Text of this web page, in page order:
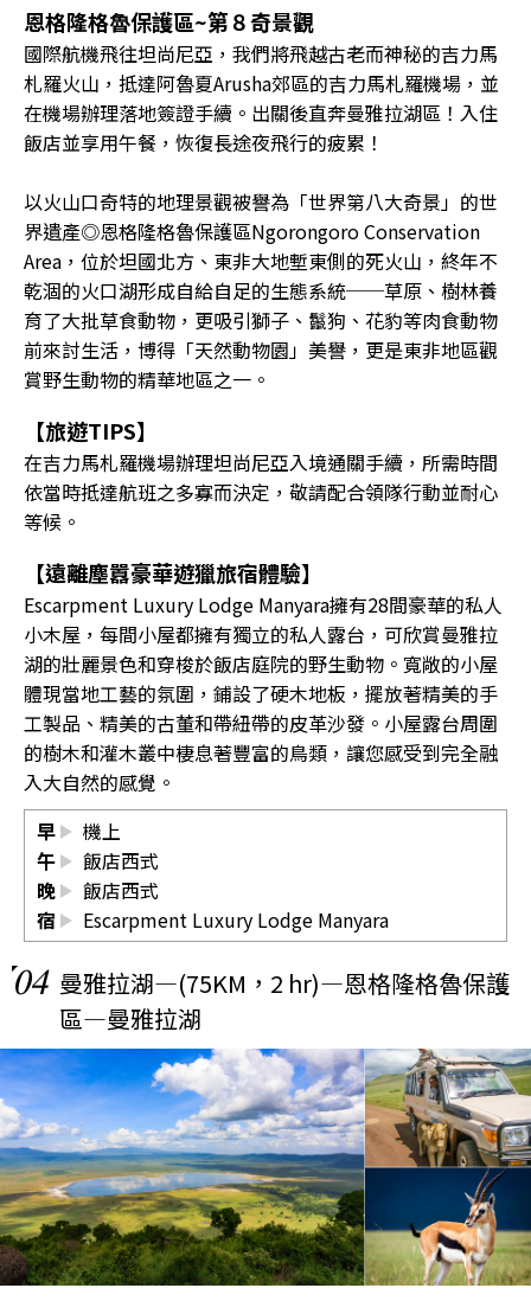
恩格隆格魯保護區~第８奇景觀
國際航機飛往坦尚尼亞，我們將飛越古老而神秘的吉力馬
札羅火山，抵達阿魯夏Arusha郊區的吉力馬札羅機場，並
在機場辦理落地簽證手續。出關後直奔曼雅拉湖區！入住
飯店並享用午餐，恢復長途夜飛行的疲累！
以火山口奇特的地理景觀被譽為「世界第八大奇景」的世
界遺產◎恩格隆格魯保護區Ngorongoro Conservation
Area，位於坦國北方、東非大地塹東側的死火山，終年不
乾涸的火口湖形成自給自足的生態系統──草原、樹林養
育了大批草食動物，更吸引獅子、鬣狗、花豹等肉食動物
前來討生活，博得「天然動物園」美譽，更是東非地區觀
賞野生動物的精華地區之一。
【旅遊TIPS】
在吉力馬札羅機場辦理坦尚尼亞入境通關手續，所需時間
依當時抵達航班之多寡而決定，敬請配合領隊行動並耐心
等候。
【遠離塵囂豪華遊獵旅宿體驗】
Escarpment Luxury Lodge Manyara擁有28間豪華的私人
小木屋，每間小屋都擁有獨立的私人露台，可欣賞曼雅拉
湖的壯麗景色和穿梭於飯店庭院的野生動物。寬敞的小屋
體現當地工藝的氛圍，鋪設了硬木地板，擺放著精美的手
工製品、精美的古董和帶紐帶的皮革沙發。小屋露台周圍
的樹木和灌木叢中棲息著豐富的鳥類，讓您感受到完全融
入大自然的感覺。
早
機上
午
飯店西式
晚
飯店西式
宿
Escarpment Luxury Lodge Manyara
04 曼雅拉湖—(75KM，2 hr)—恩格隆格魯保護
區—曼雅拉湖